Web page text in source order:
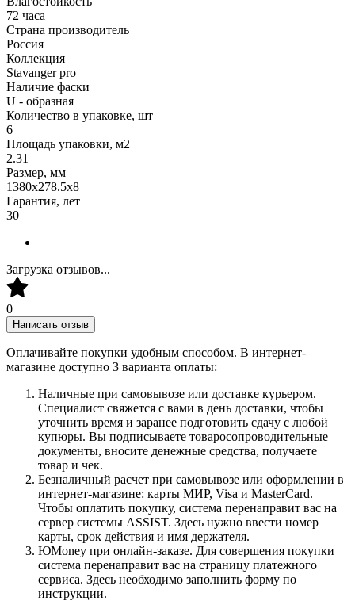
72 часа
Страна производитель
Россия
Коллекция
Stavanger pro
Наличие фаски
U - образная
Количество в упаковке, шт
6
Площадь упаковки, м2
2.31
Размер, мм
1380х278.5х8
Гарантия, лет
30
Загрузка отзывов...
0
Написать отзыв
Оплачивайте покупки удобным способом. В интернет-
магазине доступно 3 варианта оплаты:
Наличные при самовывозе или доставке курьером.
Специалист свяжется с вами в день доставки, чтобы
уточнить время и заранее подготовить сдачу с любой
купюры. Вы подписываете товаросопроводительные
документы, вносите денежные средства, получаете
товар и чек.
Безналичный расчет при самовывозе или оформлении в
интернет-магазине: карты МИР, Visa и MasterCard.
Чтобы оплатить покупку, система перенаправит вас на
сервер системы ASSIST. Здесь нужно ввести номер
карты, срок действия и имя держателя.
ЮMoney при онлайн-заказе. Для совершения покупки
система перенаправит вас на страницу платежного
сервиса. Здесь необходимо заполнить форму по
инструкции.